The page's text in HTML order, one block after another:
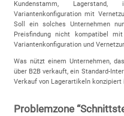
Kundenstamm, Lagerstand,
Variantenkonfiguration mit
Soll ein solches Unternehmen
Preisfindung nicht kompatibel
Variantenkonfiguration und
Was nützt einem Unternehmen,
über B2B verkauft, ein Standard-
Verkauf von Lagerartikeln konzipiert
Problemzone